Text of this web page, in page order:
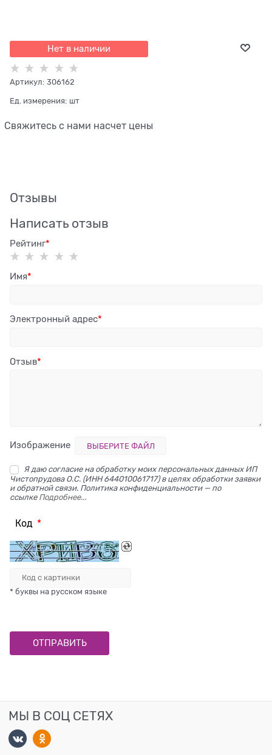
Нет в наличии
Артикул: 306162
Ед. измерения: шт
Свяжитесь с нами насчет цены
Отзывы
Написать отзыв
Рейтинг
Имя
Электронный адрес
Отзыв
Изображение ВЫБЕРИТЕ ФАЙЛ
Я даю согласие на обработку моих персональных данных ИП
Чистопрудова О.С. (ИНН 644010061717) в целях обработки заявки
и обратной связи. Политика конфиденциальности — по
ссылке Подробнее...
Код
* буквы на русском языке
МЫ В СОЦ СЕТЯХ